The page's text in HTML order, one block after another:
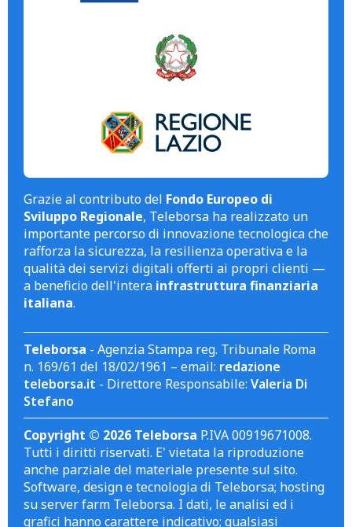
Grazie al contributo del Fondo Europeo di
Sviluppo Regionale, Teleborsa ha realizzato un
importante percorso di innovazione tecnologica che
rafforza la sicurezza, la resilienza operativa e la
qualità dei servizi digitali offerti ai propri clienti —
a beneficio dell'intera infrastruttura finanziaria
italiana.
Teleborsa - Agenzia Stampa reg. Tribunale Roma
n. 169/61 del 18/02/1961 – email: redazione
teleborsa.it - Direttore Responsabile: Valeria Di
Stefano
Copyright © 2026 Teleborsa P.IVA 00919671008.
Tutti i diritti riservati. E' vietata la riproduzione
anche parziale del materiale presente sul sito.
Software, design e tecnologia di Teleborsa; hosting
su server farm Teleborsa. I dati, le analisi ed i
grafici hanno carattere indicativo; qualsiasi